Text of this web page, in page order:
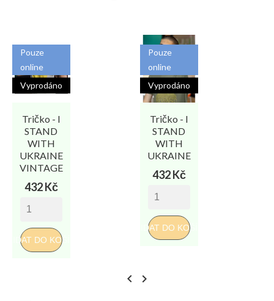
Tričko - I
STAND
WITH
UKRAINE
VINTAGE
Cena
432 Kč
PŘIDAT DO KOŠÍKU
Pouze
online
Vyprodáno
Tričko - I
STAND
WITH
UKRAINE
Cena
432 Kč
PŘIDAT DO KOŠÍKU
Pouze
online
Vyprodáno
 